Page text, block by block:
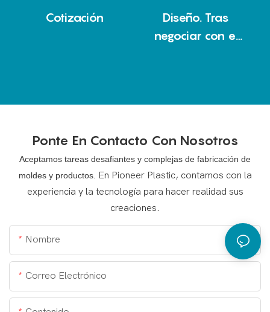
Cotización
Diseño. Tras
negociar con el
nuevo proyecto.
Ponte En Contacto Con Nosotros
Aceptamos tareas desafiantes y complejas de fabricación de
moldes y productos.
En Pioneer Plastic, contamos con la
experiencia y la tecnología para hacer realidad sus
creaciones.
Nombre
Correo Electrónico